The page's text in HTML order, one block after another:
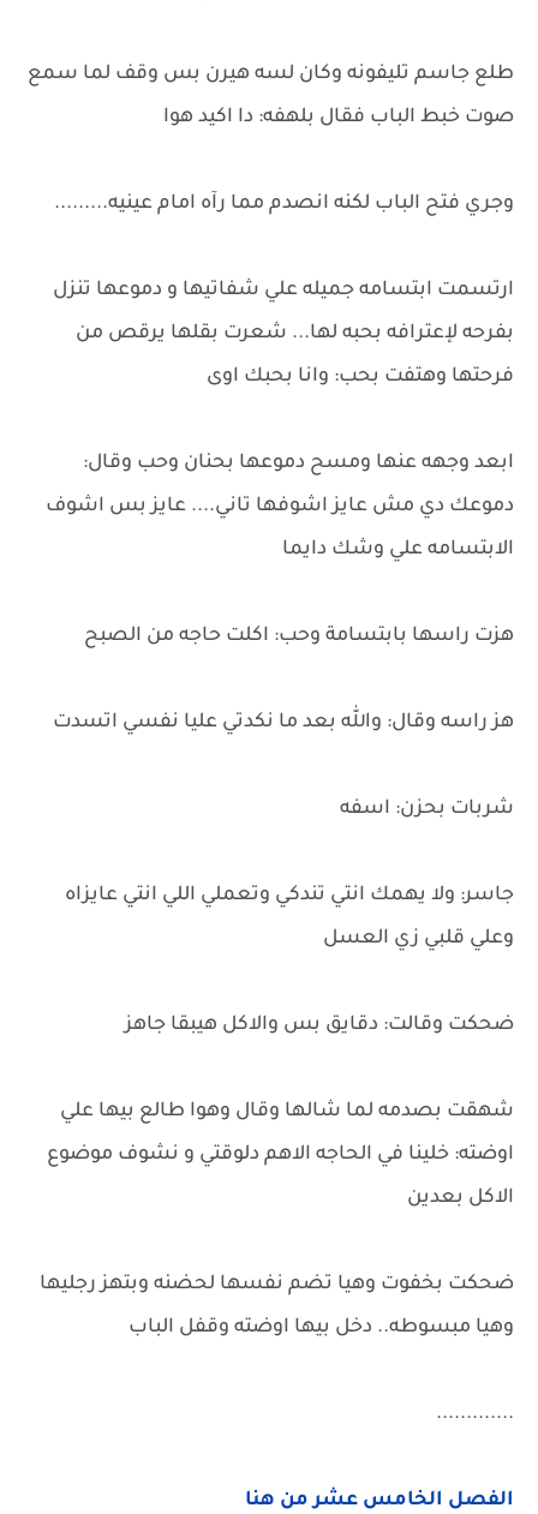
طلع جاسم تليفونه وكان لسه هيرن بس وقف لما سمع
صوت خبط الباب فقال بلهفه: دا اكيد هوا
وجري فتح الباب لكنه انصدم مما رآه امام عينيه.........
ارتسمت ابتسامه جميله علي شفاتيها و دموعها تنزل
بفرحه لإعترافه بحبه لها... شعرت بقلها يرقص من
فرحتها وهتفت بحب: وانا بحبك اوى
ابعد وجهه عنها ومسح دموعها بحنان وحب وقال:
دموعك دي مش عايز اشوفها تاني.... عايز بس اشوف
الابتسامه علي وشك دايما
هزت راسها بابتسامة وحب: اكلت حاجه من الصبح
هز راسه وقال: والله بعد ما نكدتي عليا نفسي اتسدت
شربات بحزن: اسفه
جاسر: ولا يهمك انتي تندكي وتعملي اللي انتي عايزاه
وعلي قلبي زي العسل
ضحكت وقالت: دقايق بس والاكل هيبقا جاهز
شهقت بصدمه لما شالها وقال وهوا طالع بيها علي
اوضته: خلينا في الحاجه الاهم دلوقتي و نشوف موضوع
الاكل بعدين
ضحكت بخفوت وهيا تضم نفسها لحضنه وبتهز رجليها
وهيا مبسوطه.. دخل بيها اوضته وقفل الباب
.............
الفصل الخامس عشر من هنا